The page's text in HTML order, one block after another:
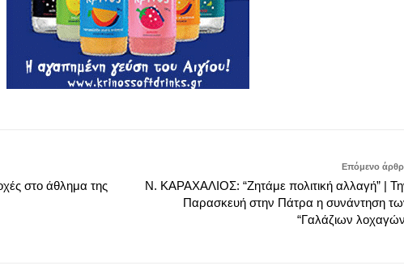
στο άθλημα της
Ν. ΚΑΡΑΧΑΛΙΟΣ: “Ζητάμε πολιτική αλλαγή” | Την
Παρασκευή στην Πάτρα η συνάντηση των